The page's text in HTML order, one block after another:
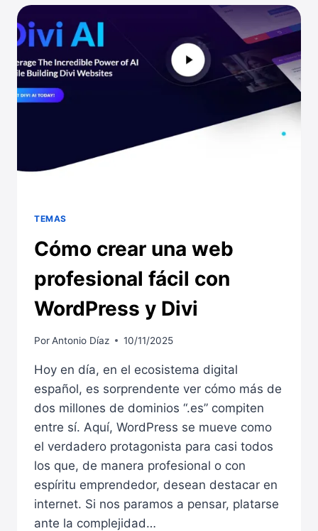
WEB
PODRÍA
ROMPERSE
2
TEMAS
Cómo crear una web
profesional fácil con
WordPress y Divi
PorAntonio Díaz 10/11/2025
Hoy en día, en el ecosistema digital
español, es sorprendente ver cómo más de
dos millones de dominios “.es” compiten
entre sí. Aquí, WordPress se mueve como
el verdadero protagonista para casi todos
los que, de manera profesional o con
espíritu emprendedor, desean destacar en
internet. Si nos paramos a pensar, platarse
ante la complejidad…